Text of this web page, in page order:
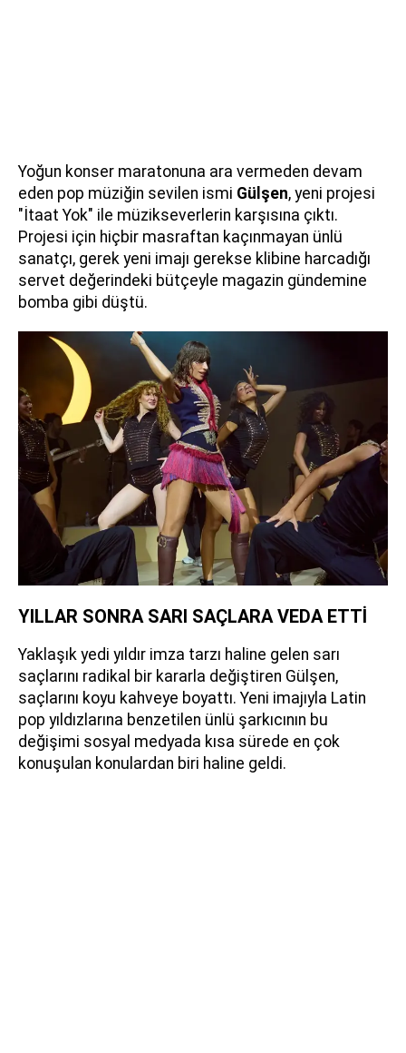
Yoğun konser maratonuna ara vermeden devam
eden pop müziğin sevilen ismi Gülşen, yeni projesi
"İtaat Yok" ile müzikseverlerin karşısına çıktı.
Projesi için hiçbir masraftan kaçınmayan ünlü
sanatçı, gerek yeni imajı gerekse klibine harcadığı
servet değerindeki bütçeyle magazin gündemine
bomba gibi düştü.
YILLAR SONRA SARI SAÇLARA VEDA ETTİ
Yaklaşık yedi yıldır imza tarzı haline gelen sarı
saçlarını radikal bir kararla değiştiren Gülşen,
saçlarını koyu kahveye boyattı. Yeni imajıyla Latin
pop yıldızlarına benzetilen ünlü şarkıcının bu
değişimi sosyal medyada kısa sürede en çok
konuşulan konulardan biri haline geldi.